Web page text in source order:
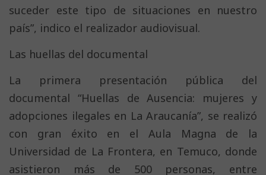
suceder este tipo de situaciones en nuestro
país”, indico el realizador audiovisual.
Las huellas del documental
La primera presentación pública del
documental “Huellas de Ausencia: mujeres y
adopciones ilegales en La Araucanía”, se realizó
con gran éxito en el Aula Magna de la
Universidad de La Frontera, en Temuco, donde
asistieron más de 500 personas, entre